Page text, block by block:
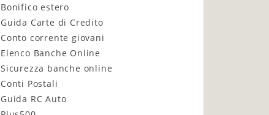
Bonifico estero
Guida Carte di Credito
Conto corrente giovani
Elenco Banche Online
Sicurezza banche online
Conti Postali
Guida RC Auto